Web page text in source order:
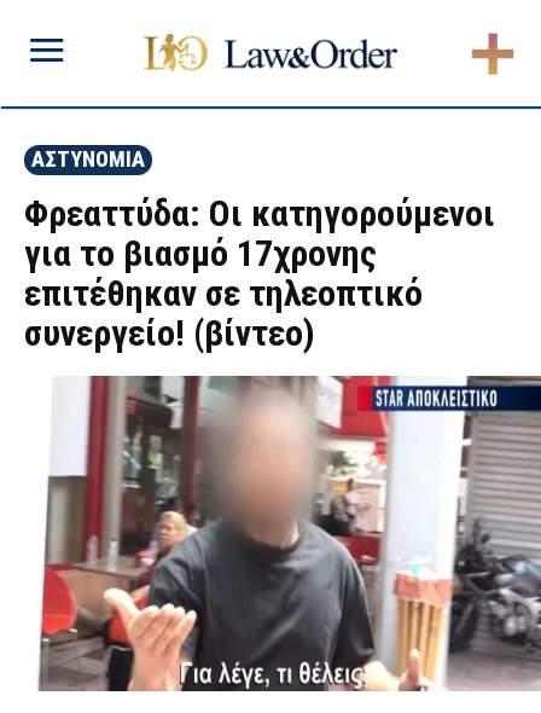
ΑΣΤΥΝΟΜΙΑ
Φρεαττύδα: Οι κατηγορούμενοι
για το βιασμό 17χρονης
επιτέθηκαν σε τηλεοπτικό
συνεργείο! (βίντεο)